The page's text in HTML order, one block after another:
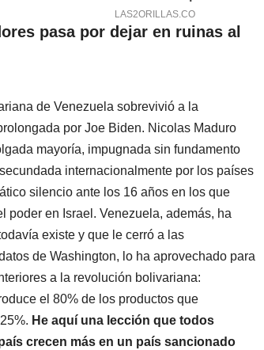
pasa por dejar en ruinas al
de Venezuela sobrevivió a la
por Joe Biden. Nicolas Maduro
mayoría, impugnada sin fundamento
internacionalmente por los países
silencio ante los 16 años en los que
poder en Israel. Venezuela, además, ha
existe y que le cerró a las
de Washington, lo ha aprovechado para
a la revolución bolivariana:
el 80% de los productos que
He aquí una lección que todos
crecen más en un país sancionado